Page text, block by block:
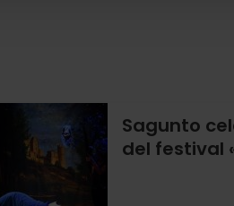
Sagunto
del festival